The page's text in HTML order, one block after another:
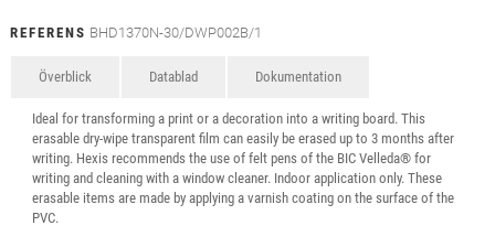
REFERENS BHD1370N-30/DWP002B/1
Överblick Datablad Dokumentation
Ideal for transforming a print or a decoration into a writing board. This
erasable dry-wipe transparent film can easily be erased up to 3 months after
writing. Hexis recommends the use of felt pens of the BIC Velleda® for
writing and cleaning with a window cleaner. Indoor application only. These
erasable items are made by applying a varnish coating on the surface of the
PVC.